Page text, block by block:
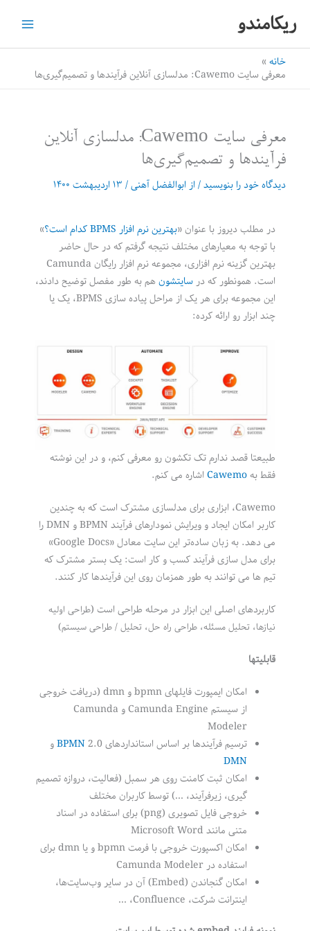
ریکامندو
خانه
معرفی سایت Cawemo: مدلسازی آنلاین فرآیندها و تصمیم‌گیری‌ها
معرفی سایت Cawemo: مدلسازی آنلاین
فرآیندها و تصمیم‌گیری‌ها
دیدگاه‌ خود را بنویسید/ از ابوالفضل آهنی/ ۱۳ اردیبهشت ۱۴۰۰
در مطلب دیروز با عنوان «بهترین نرم افزار BPMS کدام است؟
»
با توجه به معیارهای مختلف نتیجه گرفتم که در حال حاضر
بهترین گزینه نرم افزاری، مجموعه نرم افزار رایگان Camunda
است. همونطور که درسایتشون هم به طور مفصل توضیح دادند،
این مجموعه برای هر یک از مراحل پیاده سازی BPMS، یک یا
چند ابزار رو ارائه کرده:
طبیعتا قصد ندارم تک تکشون رو معرفی کنم، و در این نوشته
فقط به Cawemo اشاره می کنم.
Cawemo، ابزاری برای مدلسازی مشترک است که به چندین
کاربر امکان ایجاد و ویرایش نمودارهای فرآیند BPMN و DMN را
می دهد. به زبان ساده‌تر این سایت معادل «Google Docs»
برای مدل سازی فرآیند کسب و کار است: یک بستر مشترک که
تیم ها می توانند به طور همزمان روی این فرآیندها کار کنند.
کاربردهای اصلی این ابزار در مرحله طراحی است (طراحی اولیه
نیازها، تحلیل مسئله، طراحی راه حل، تحلیل / طراحی سیستم)
قابلیتها
امکان ایمپورت فایلهای bpmn و dmn (دریافت خروجی
از سیستم Camunda Engine و Camunda
Modeler
ترسیم فرآیندها بر اساس استانداردهای
BPMN2.0 و
DMN
امکان ثبت کامنت روی هر سمبل (فعالیت، دروازه تصمیم
گیری، زیرفرآیند، …) توسط کاربران مختلف
خروجی فایل تصویری (png) برای استفاده در اسناد
متنی مانند Microsoft Word
امکان اکسپورت خروجی با فرمت bpmn و یا dmn برای
استفاده در Camunda Modeler
امکان گنجاندن (Embed) آن در سایر وب‌سایت‌ها،
اینترانت شرکت، Confluence، …